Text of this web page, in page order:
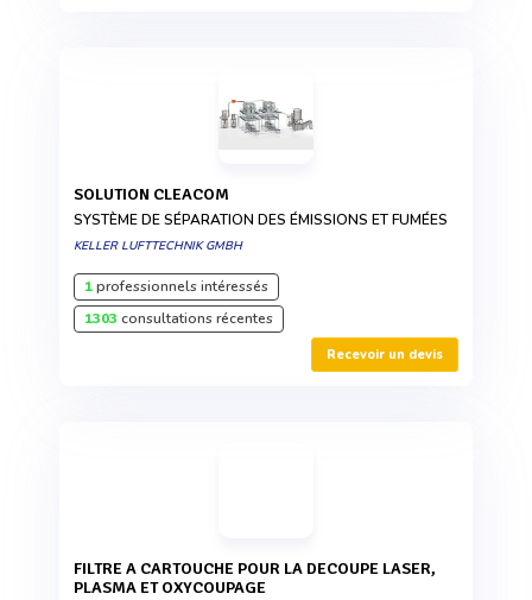
SOLUTION CLEACOM
SYSTÈME DE SÉPARATION DES ÉMISSIONS ET FUMÉES
KELLER LUFTTECHNIK GMBH
1professionnels intéressés
1303 consultations récentes
Recevoir un devis
FILTRE A CARTOUCHE POUR LA DECOUPE LASER,
PLASMA ET OXYCOUPAGE